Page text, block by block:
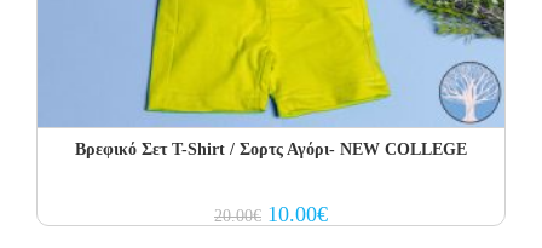
Βρεφικό Σετ Τ-Shirt / Σορτς Αγόρι- NEW COLLEGE
20.00€ Original
price
10.00€Current
price